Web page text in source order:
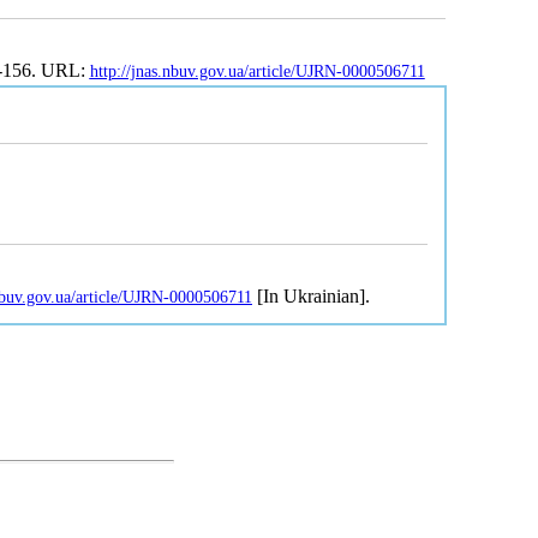
URL: http://jnas.nbuv.gov.ua/article/UJRN-0000506711
article/UJRN-0000506711 [In Ukrainian].